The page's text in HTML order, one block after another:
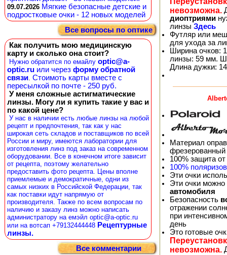
09.07.2026 Мягкие безопасные детские и
подростковые очки - 12 новых моделей
Все вопросы по оптике
Как получить мою медицинскую
карту и сколько она стоит?
Нужно обратится по емайлу optic@a-
optic.ru или через форму обратной
связи. Стоимоть карты вместе с
пересылкой по почте - 250 руб.
У меня сложные астигматические
линзы. Могу ли я купить такие у вас и
по какой цене?
У нас в наличии есть любые линзы на любой
рецепт и предпочтения, так как у нас
широкая сеть складов и поставщиков по всей
России и миру, имеются лаборатории для
изготовления линз под заказ на современном
оборудовании. Все в конечном итоге зависит
от рецепта, поэтому желательно
предоставить фото рецепта. Цены вполне
приемлемые и демократичные, одни из
самых низких в Российской Федерации, так
как поставки идут напрямую от
производителя. Также по всем вопросам по
наличию и заказу линз можно написать
администратору на емэйл optic@a-optic.ru
или на вотсап +79132444448 Рецептурные
линзы.
Все комментарии
невозможна.
диоптриями
линзы Здесь
Футляр или
для ухода за
Ширина очков:
линзы: 59 мм.
Длина дужки:
Материал
фрезерованный
100% защита
100%
Эти очки
Эти очки
автомобиля
Безопасность
отражении
при
день
Это готовые
невозможна.